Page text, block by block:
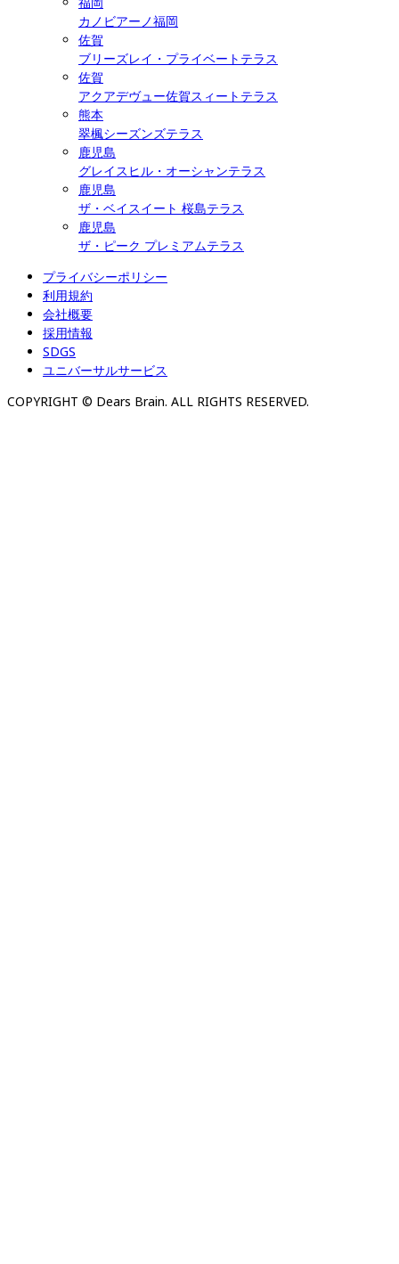
カノビアーノ福岡
佐賀
ブリーズレイ・プライベートテラス
佐賀
アクアデヴュー佐賀スィートテラス
熊本
翠楓シーズンズテラス
鹿児島
グレイスヒル・オーシャンテラス
鹿児島
ザ・ベイスイート 桜島テラス
鹿児島
ザ・ピーク プレミアムテラス
プライバシーポリシー
利用規約
会社概要
採用情報
SDGS
ユニバーサルサービス
COPYRIGHT © Dears Brain. ALL RIGHTS RESERVED.